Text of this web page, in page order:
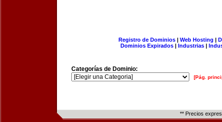
Registro de Dominios| Web Hosting |
Dominios Expirados | Industrias |
Categorías de Dominio:
[Pág.
** Precios